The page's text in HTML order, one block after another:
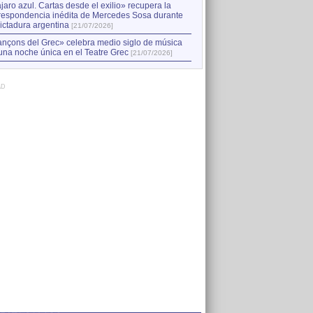
azul. Cartas desde el exilio» recupera la
inédita de Mercedes Sosa durante
argentina [21/07/2026]
del Grec» celebra medio siglo de música
noche única en el Teatre Grec [21/07/2026]